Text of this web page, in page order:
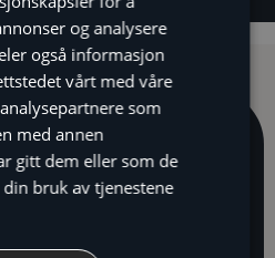
og analysere
også informasjon
vårt med våre
som
med annen
gitt dem eller som de
bruk av tjenestene